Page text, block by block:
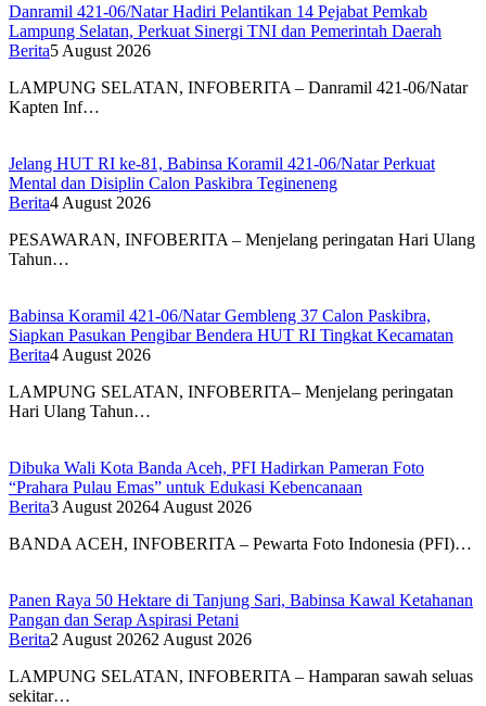
Danramil 421-06/Natar Hadiri Pelantikan 14 Pejabat Pemkab
Lampung Selatan, Perkuat Sinergi TNI dan Pemerintah Daerah
Berita5 August 2026
LAMPUNG SELATAN, INFOBERITA – Danramil 421-06/Natar
Kapten Inf…
Jelang HUT RI ke-81, Babinsa Koramil 421-06/Natar Perkuat
Mental dan Disiplin Calon Paskibra Tegineneng
Berita4 August 2026
PESAWARAN, INFOBERITA – Menjelang peringatan Hari Ulang
Tahun…
Babinsa Koramil 421-06/Natar Gembleng 37 Calon Paskibra,
Siapkan Pasukan Pengibar Bendera HUT RI Tingkat Kecamatan
Berita4 August 2026
LAMPUNG SELATAN, INFOBERITA– Menjelang peringatan
Hari Ulang Tahun…
Dibuka Wali Kota Banda Aceh, PFI Hadirkan Pameran Foto
“Prahara Pulau Emas” untuk Edukasi Kebencanaan
Berita3 August 20264 August 2026
BANDA ACEH, INFOBERITA – Pewarta Foto Indonesia (PFI)…
Panen Raya 50 Hektare di Tanjung Sari, Babinsa Kawal Ketahanan
Pangan dan Serap Aspirasi Petani
Berita2 August 20262 August 2026
LAMPUNG SELATAN, INFOBERITA – Hamparan sawah seluas
sekitar…